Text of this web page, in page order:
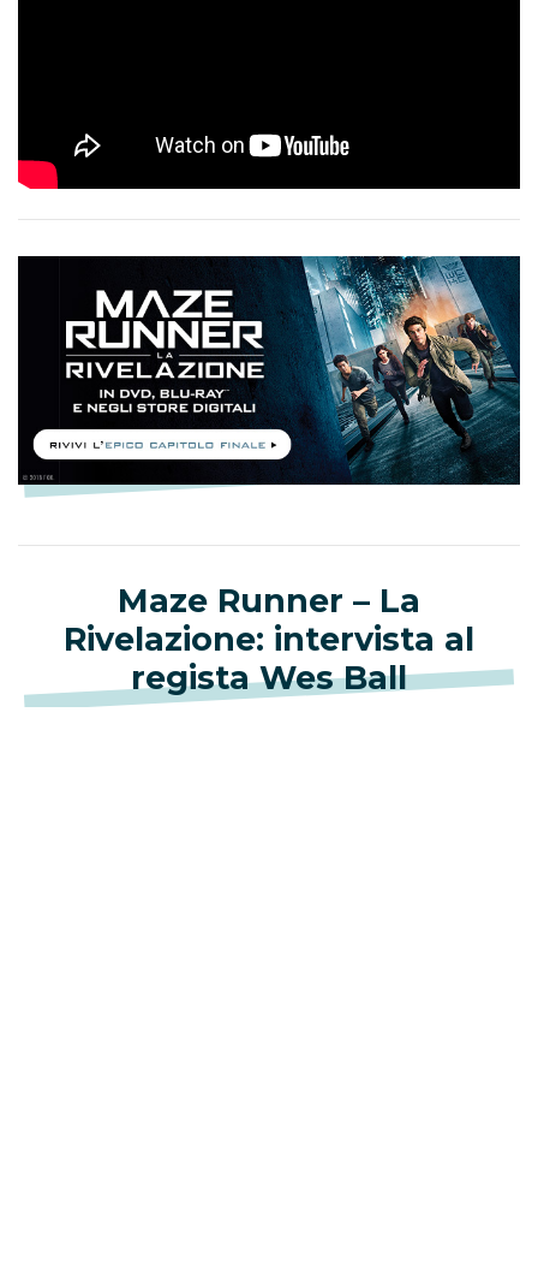
Maze Runner – La
Rivelazione: intervista al
regista Wes Ball